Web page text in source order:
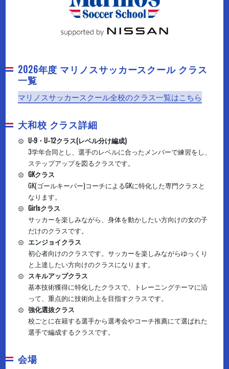
2026年度 マリノスサッカースクール クラス
一覧
マリノスサッカースクール全校のクラス一覧はこちら
大和校 クラス詳細
U-9・U‐12クラス(レベル分け編成)
3学年合同とし、選手のレベルに合ったメンバーで練習をし、
ステップアップを図るクラスです。
GKクラス
GK(ゴールキーパー)コーチによるGKに特化した専門クラスと
なります。
Girlsクラス
サッカーを楽しみながら、身体を動かしたい方向けの女の子
だけのクラスです。
エンジョイクラス
初心者向けのクラスです。サッカーを楽しみながらゆっくり
と上達したい方向けのクラスになります。
スキルアップクラス
基本技術獲得に特化したクラスで、トレーニングテーマに沿
って、重点的に技術向上を目指すクラスです。
強化選抜クラス
校ごとに在籍する選手から選考会やコーチ推薦にて選ばれた
選手で編成するクラスです。
会場